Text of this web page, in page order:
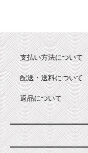
支払い方法について
配送・送料について
返品について